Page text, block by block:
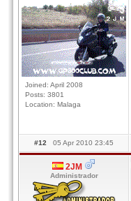
Joined: April 2008
Posts: 3801
Location: Malaga
#12 05 Apr 2010 23:45
2JM
Administrador